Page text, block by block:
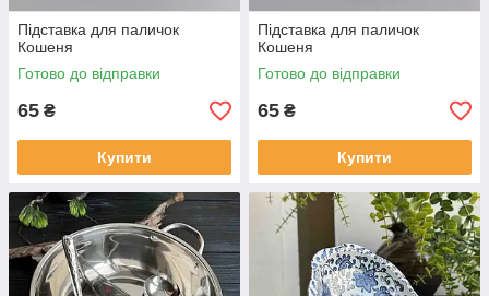
Підставка для паличок
Кошеня
Готово до відправки
65 ₴
Купити
Підставка для паличок
Кошеня
Готово до відправки
65 ₴
Купити